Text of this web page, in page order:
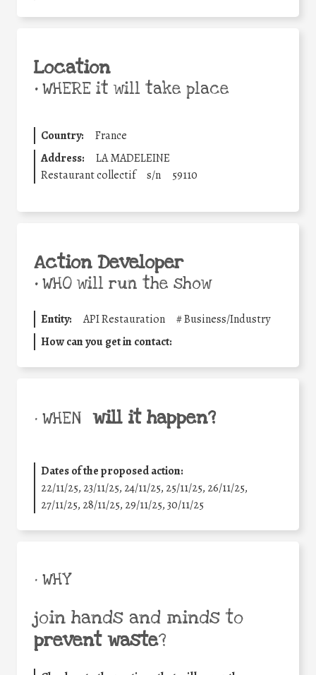
Location
•WHERE it will take place
Country:
France
Address:
LA MADELEINE
Restaurant collectif
s/n 59110
Action Developer
•WHO will run the show
Entity: API Restauration #Business/Industry
How can you get in contact:
• WHEN will it happen?
Dates of the proposed action:
22/11/25, 23/11/25, 24/11/25, 25/11/25, 26/11/25,
27/11/25, 28/11/25, 29/11/25,30/11/25
• WHY
join hands and minds to
prevent waste?